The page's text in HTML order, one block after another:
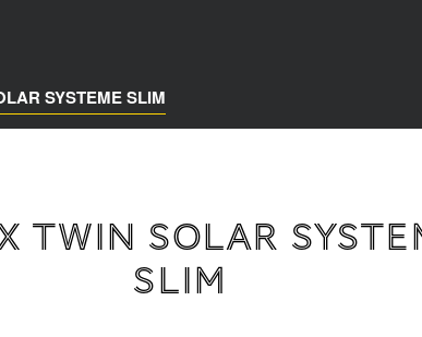
SYSTEME SLIM
TWIN SOLAR
SLIM